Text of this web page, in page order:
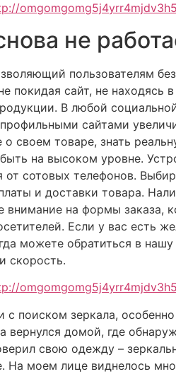
не
пользователям
покидая сайт, не
В любой
сайтами
о своем товаре, знать
на высоком уровне.
от сотовых телефонов.
и доставки товара.
внимание на формы заказа,
Если у вас есть
можете обратиться в
скорость.
поиском зеркала,
вернулся домой, где
свою одежду –
На моем лице виднелось